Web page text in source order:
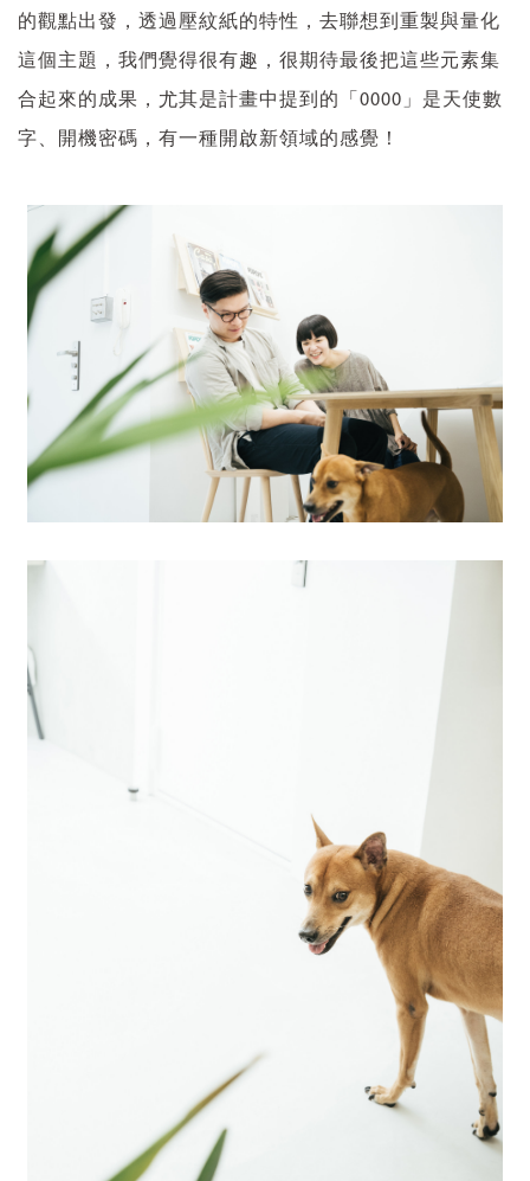
的觀點出發，透過壓紋紙的特性，去聯想到重製與量化
這個主題，我們覺得很有趣，很期待最後把這些元素集
合起來的成果，尤其是計畫中提到的「0000」是天使數
字、開機密碼，有一種開啟新領域的感覺！